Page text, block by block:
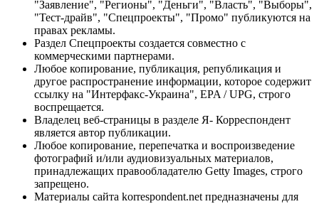
"Заявление", "Регионы", "Деньги", "Власть", "Выборы",
"Тест-драйв", "Спецпроекты", "Промо" публикуются на
правах рекламы.
Раздел Спецпроекты создается совместно с
коммерческими партнерами.
Любое копирование, публикация, републикация и
другое распространение информации, которое содержит
ссылку на "Интерфакс-Украина", EPA / UPG, строго
воспрещается.
Владелец веб-страницы в разделе Я- Корреспондент
является автор публикации.
Любое копирование, перепечатка и воспроизведение
фотографий и/или аудиовизуальных материалов,
принадлежащих правообладателю Getty Images, строго
запрещено.
Материалы сайта korrespondent.net предназначены для